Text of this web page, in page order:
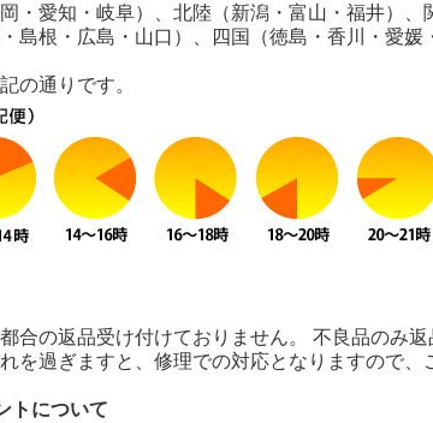
岡・愛知・岐阜）、北陸（新潟・富山・福井）
島根・広島・山口）、四国（徳島・香川・愛
の通りです。
合の返品受け付けておりません。 不良品のみ
を過ぎますと、修理での対応となりますので、
トについて